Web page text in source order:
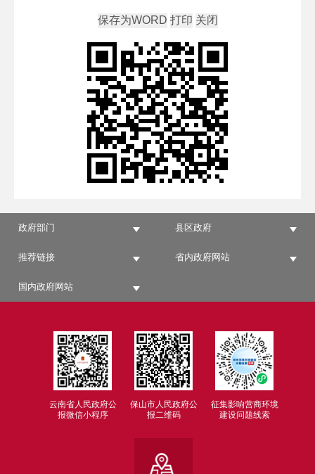
政府部门 县区政府
推荐链接 省内政府网站
国内政府网站
云南省人民政府公
报微信小程序
保山市人民政府公
报二维码
征集影响营商环境
建设问题线索